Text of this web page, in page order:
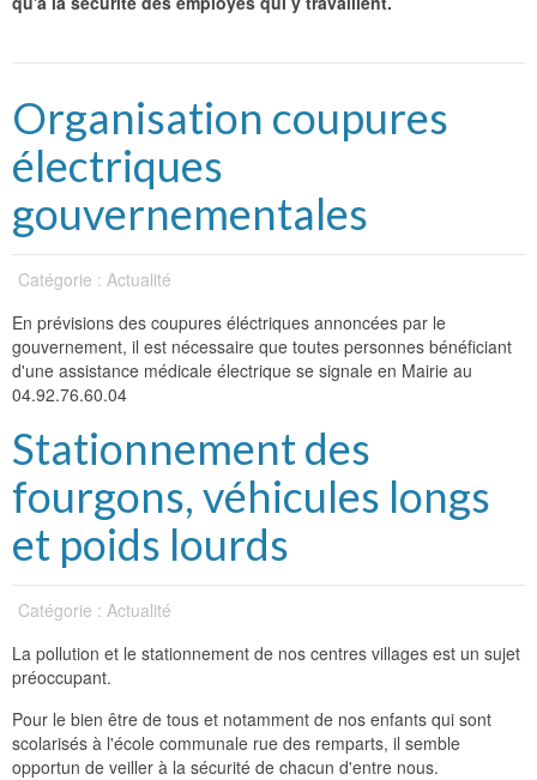
Organisation coupures
électriques
gouvernementales
Catégorie : Actualité
En prévisions des coupures éléctriques annoncées par le
gouvernement, il est nécessaire que toutes personnes bénéficiant
d'une assistance médicale électrique se signale en Mairie au
04.92.76.60.04
Stationnement des
fourgons, véhicules longs
et poids lourds
Catégorie : Actualité
La pollution et le stationnement de nos centres villages est un sujet
préoccupant.
Pour le bien être de tous et notamment de nos enfants qui sont
scolarisés à l'école communale rue des remparts, il semble
opportun de veiller à la sécurité de chacun d'entre nous.